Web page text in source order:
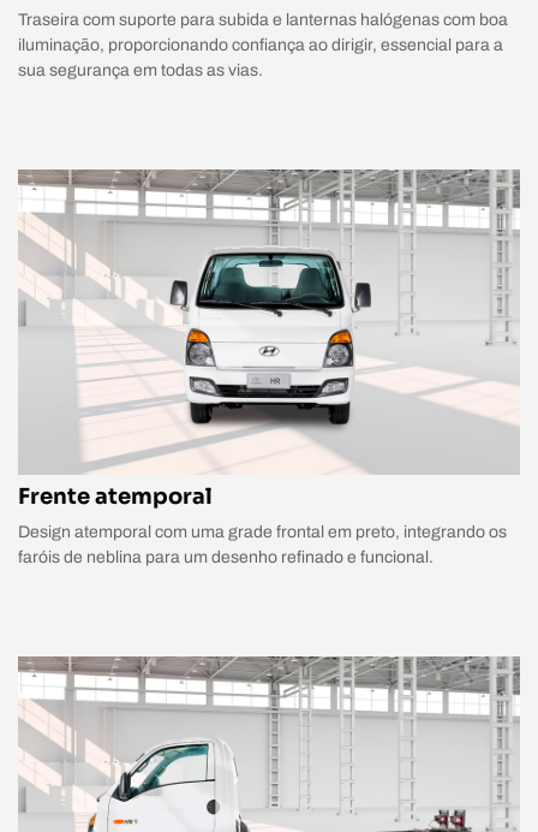
Traseira com suporte para subida e lanternas halógenas com boa
iluminação, proporcionando confiança ao dirigir, essencial para a
sua segurança em todas as vias.
Frente atemporal
Design atemporal com uma grade frontal em preto, integrando os
faróis de neblina para um desenho refinado e funcional.